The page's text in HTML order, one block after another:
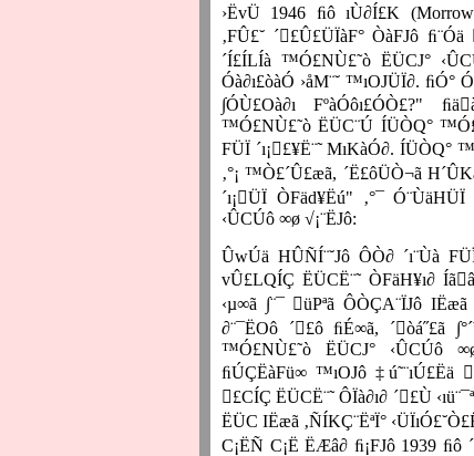
›ËvÜ 1946 ﬁô ıÙ∂Í£K
‚FÛ£˘ ´£Û£ÜÏàF° ÒàFJô
´Í£ÍLÍà ™Ó£NÙ£˜ò ËÜCJ°
Óà∂ı£òàÓ ›åM¨˘ ™ıOJÜÏ∂.
∫ÓÙ£Oà∂ı FºàÓôı£ÓÒ£?"
™Ó£NÙ£˜ò ËÜC¨Ú ÍÜÒQ°
FÜÏ ´ı¡£¥Ë¨˜ MıKàÓ∂. ÍÜÒQ°
‚°¡ ™Ò£´Û£æã, ´Ë£ôÜÒ¬ã
´ı¡ÜÏ ÒFäd¥Ëú" ‚°¯
‹ÛCÚô ∞ø √¡¨ËJô:
ÛwÚä HÛÑÍ¨˘Jô ÔÒ∂ ´ı¨Ùà
vÛ£LQÍÇ ËÜCË¨˜ ÒFäH¥ı∂
‹µ∞ã ∫¨¯ üPªã ÔÒÇA¨ÏJô IËæã
∂¨¯ËOô ´£ô ﬁÉ∞ã, ´òá˝£ã
™Ó£NÙ£˜ò ËÜCJ° ‹ÛCÚô
ﬁÚÇËàFü∞ ™ıOJô ‡ú˜¨ıÚ£Ëä
£CÍÇ ËÜCË¨˜ ÔÏà∂ı∂ ´£Ù
ËÜC IËæã ‚ÑÍKÇ¨ËªÏ°
C¡ËÑ C¡Ë ËÆâ∂ ﬁ¡FJô 1939 ﬁô